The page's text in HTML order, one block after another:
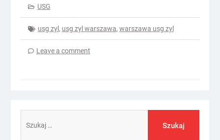
USG
usg zyl , usg zyl warszawa, warszawa usg zyl
Leave a comment